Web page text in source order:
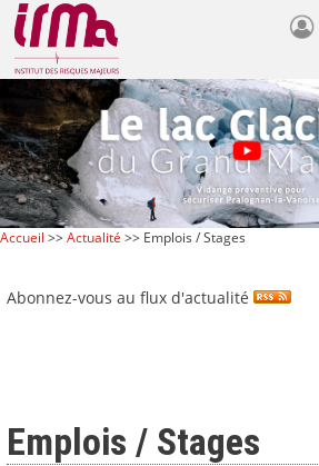
Accueil >>Actualité >> Emplois / Stages
Abonnez-vous au flux d'actualité
Emplois / Stages